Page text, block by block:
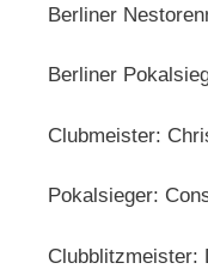
Berliner
Berliner
Clubmeister:
Pokalsieger:
Clubblitzmeister: